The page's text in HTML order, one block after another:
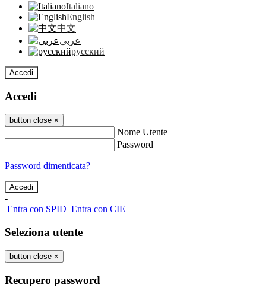
Italiano
English
中文
عربى
русский
Accedi
Accedi
button close ×
Nome Utente
Password
Password dimenticata?
-
Entra con SPID Entra con CIE
Seleziona utente
button close ×
Recupero password